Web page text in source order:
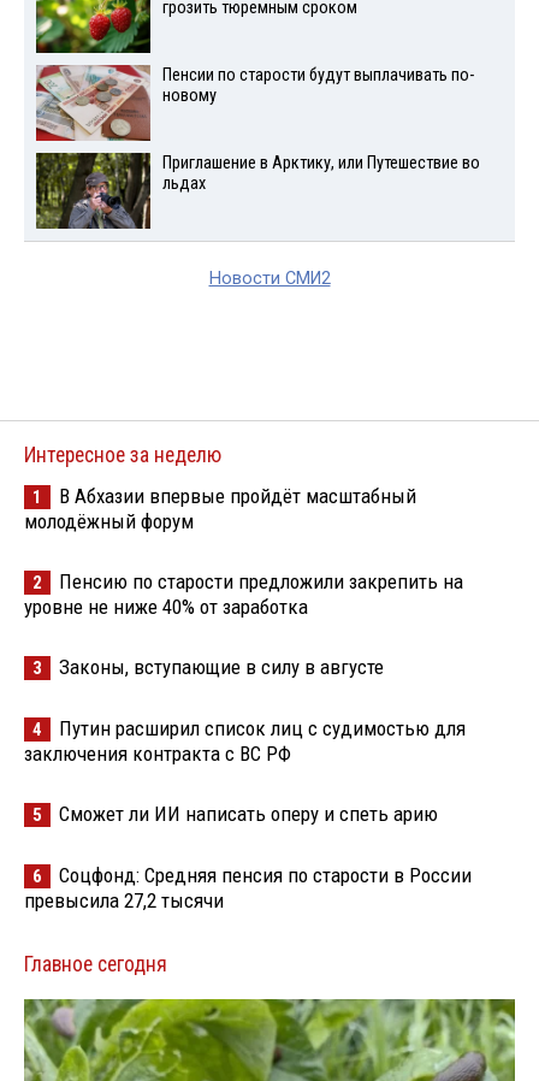
грозить тюремным сроком
Пенсии по старости будут выплачивать по-
новому
Приглашение в Арктику, или Путешествие во
льдах
Новости СМИ2
Интересное за неделю
1
В Абхазии впервые пройдёт масштабный
молодёжный форум
2
Пенсию по старости предложили закрепить на
уровне не ниже 40% от заработка
3 Законы, вступающие в силу в августе
4
Путин расширил список лиц с судимостью для
заключения контракта с ВС РФ
5 Сможет ли ИИ написать оперу и спеть арию
6
Соцфонд: Средняя пенсия по старости в России
превысила 27,2 тысячи
Главное сегодня